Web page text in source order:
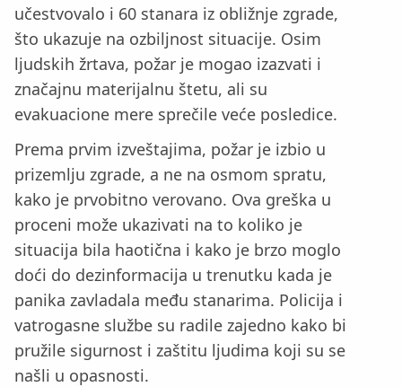
učestvovalo i 60 stanara iz obližnje zgrade,
što ukazuje na ozbiljnost situacije. Osim
ljudskih žrtava, požar je mogao izazvati i
značajnu materijalnu štetu, ali su
evakuacione mere sprečile veće posledice.
Prema prvim izveštajima, požar je izbio u
prizemlju zgrade, a ne na osmom spratu,
kako je prvobitno verovano. Ova greška u
proceni može ukazivati na to koliko je
situacija bila haotična i kako je brzo moglo
doći do dezinformacija u trenutku kada je
panika zavladala među stanarima. Policija i
vatrogasne službe su radile zajedno kako bi
pružile sigurnost i zaštitu ljudima koji su se
našli u opasnosti.